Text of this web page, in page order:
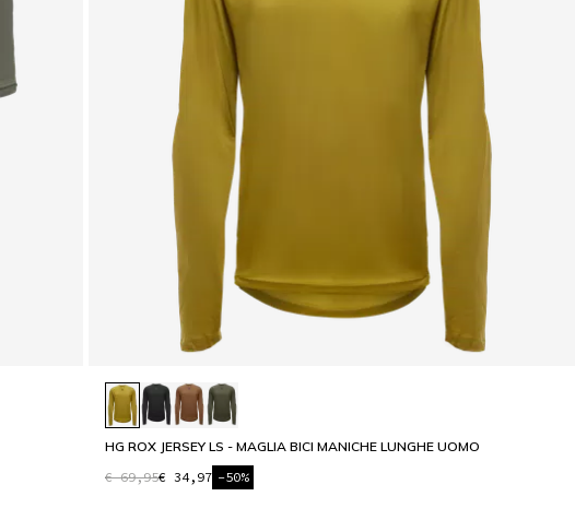
HG ROX JERSEY LS - MAGLIA BICI MANICHE LUNGHE UOMO
€ 69,95€ 34,97 -50%